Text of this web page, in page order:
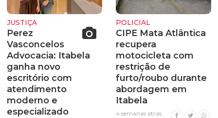
JUSTIÇA
Perez
Vasconcelos
Advocacia: Itabela
ganha novo
escritório com
atendimento
moderno e
especializado
POLICIAL
CIPE Mata Atlântica
recupera
motocicleta com
restrição de
furto/roubo durante
abordagem em
Itabela
4 semanas atrás